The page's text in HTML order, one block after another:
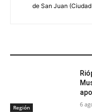
de San Juan
Región 6